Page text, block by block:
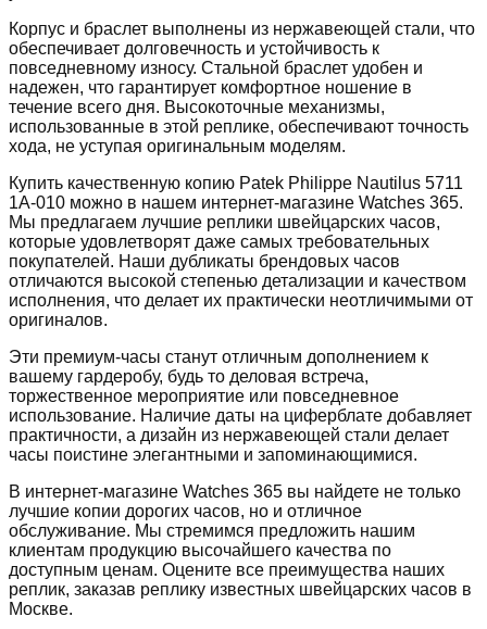
Корпус и браслет выполнены из нержавеющей стали, что
обеспечивает долговечность и устойчивость к
повседневному износу. Стальной браслет удобен и
надежен, что гарантирует комфортное ношение в
течение всего дня. Высокоточные механизмы,
использованные в этой реплике, обеспечивают точность
хода, не уступая оригинальным моделям.
Купить качественную копию Patek Philippe Nautilus 5711
1A-010 можно в нашем интернет-магазине Watches 365.
Мы предлагаем лучшие реплики швейцарских часов,
которые удовлетворят даже самых требовательных
покупателей. Наши дубликаты брендовых часов
отличаются высокой степенью детализации и качеством
исполнения, что делает их практически неотличимыми от
оригиналов.
Эти премиум-часы станут отличным дополнением к
вашему гардеробу, будь то деловая встреча,
торжественное мероприятие или повседневное
использование. Наличие даты на циферблате добавляет
практичности, а дизайн из нержавеющей стали делает
часы поистине элегантными и запоминающимися.
В интернет-магазине Watches 365 вы найдете не только
лучшие копии дорогих часов, но и отличное
обслуживание. Мы стремимся предложить нашим
клиентам продукцию высочайшего качества по
доступным ценам. Оцените все преимущества наших
реплик, заказав реплику известных швейцарских часов в
Москве.